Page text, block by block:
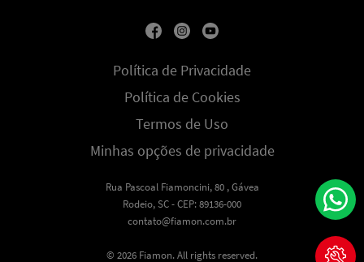
Política de Privacidade
Política de Cookies
Termos de Uso
Minhas opções de privacidade
Rua Pascoal Fiamoncini, 80 , Gávea
Rodeio, SC - CEP: 89136-000
contato@fiamon.com.br
© 2026 Fiamon. All rights reserved.